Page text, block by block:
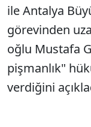
ile Antalya
görevinden
oğlu Mustafa
pişmanlık"
verdiğini